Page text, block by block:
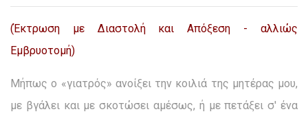
(Έκτρωση με Διαστολή και Απόξεση - αλλιώς
Εμβρυοτομή)
Μήπως ο «γιατρός» ανοίξει την κοιλιά της μητέρας μου,
με βγάλει και με σκοτώσει αμέσως, ή με πετάξει σ' ένα